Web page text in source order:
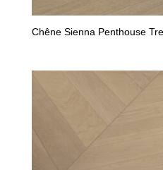
Chêne Sienna Penthouse